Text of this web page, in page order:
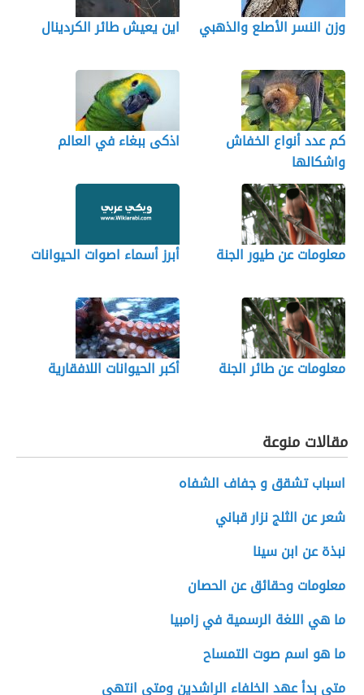
وزن النسر الأصلع والذهبي اين يعيش طائر الكردينال
كم عدد أنواع الخفاش
واشكالها
اذكى ببغاء في العالم
معلومات عن طيور الجنة أبرز أسماء اصوات الحيوانات
معلومات عن طائر الجنة أكبر الحيوانات اللافقارية
مقالات منوعة
اسباب تشقق و جفاف الشفاه
شعر عن الثلج نزار قباني
نبذة عن ابن سينا
معلومات وحقائق عن الحصان
ما هي اللغة الرسمية في زامبيا
ما هو اسم صوت التمساح
متى بدأ عهد الخلفاء الراشدين ومتى انتهى